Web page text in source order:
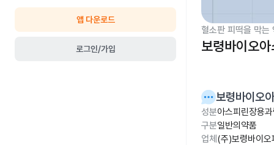
앱 다운로드
로그인/가입
혈소판 피떡을 막는
보령바이오
보령바이오
성분아스피린장용
구분일반의약품
업체 (주)보령바이오